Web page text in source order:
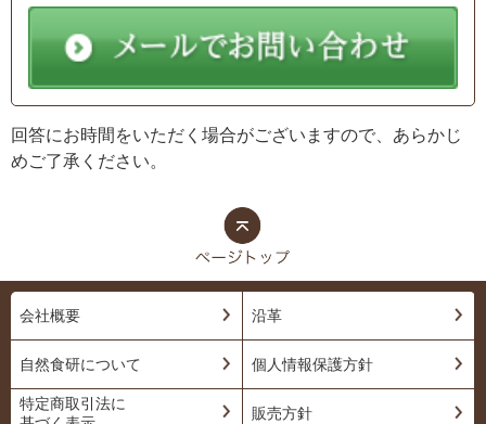
回答にお時間をいただく場合がございますので、あらかじ
めご了承ください。
会社概要 沿革
自然食研について 個人情報保護方針
特定商取引法に
販売方針